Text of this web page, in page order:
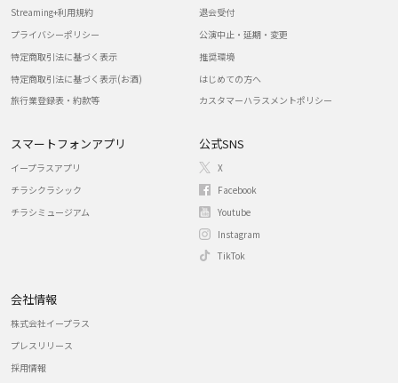
Streaming+利用規約
プライバシーポリシー
特定商取引法に基づく表示
特定商取引法に基づく表示(お酒)
旅行業登録表・約款等
退会受付
公演中止・延期・変更
推奨環境
はじめての方へ
カスタマーハラスメントポリシー
スマートフォンアプリ
イープラスアプリ
チラシクラシック
チラシミュージアム
公式SNS
X
Facebook
Youtube
Instagram
TikTok
会社情報
株式会社イープラス
プレスリリース
採用情報